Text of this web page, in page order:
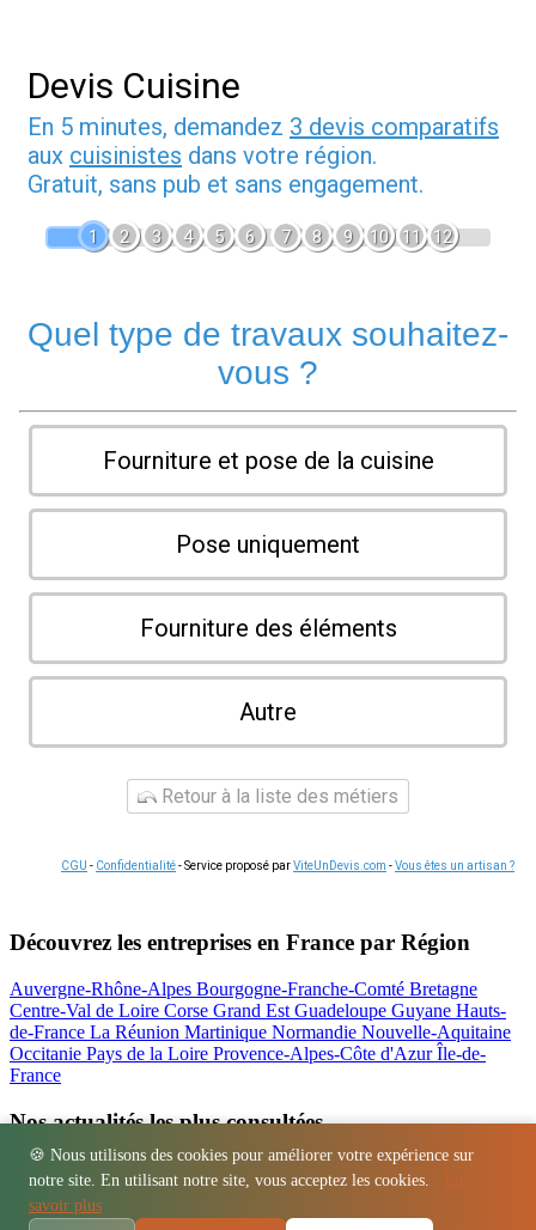
🍪 Nous utilisons des cookies pour améliorer votre expérience sur
notre site. En utilisant notre site, vous acceptez les cookies.
savoir plus
Devis Cuisine
En 5 minutes, demandez 3 devis comparatifs
aux cuisinistes dans votre région.
Gratuit, sans pub et sans engagement.
1 2 3 4 5 6 7 8 9 10 11 12
Quel type de travaux souhaitez-
vous ?
Fourniture et pose de la cuisine
Pose uniquement
Fourniture des éléments
Autre
Retour à la liste des métiers
CGU - Confidentialité- Service proposé parViteUnDevis.com -Vous êtes un artisan ?
Découvrez les entreprises en France par Région
Auvergne-Rhône-Alpes Bourgogne-Franche-Comté Bretagne
Centre-Val de Loire Corse Grand Est Guadeloupe Guyane Hauts-
de-France La Réunion Martinique Normandie Nouvelle-Aquitaine
Occitanie Pays de la Loire Provence-Alpes-Côte d'AzurÎle-de-
France
Nos actualités les plus consultées
Location bétonnière : guide complet et tarifs
Régions - Départements - Villes - Entreprises - Marques
Espace presse